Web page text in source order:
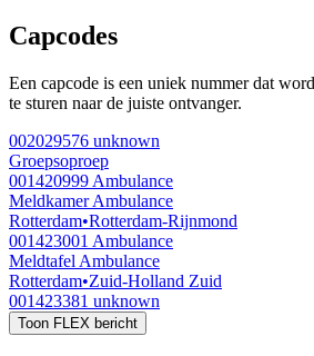
Capcodes
Een capcode is een uniek nummer dat
te sturen naar de juiste ontvanger.
002029576 unknown
Groepsoproep
001420999 Ambulance
Meldkamer Ambulance
Rotterdam•Rotterdam-Rijnmond
001423001 Ambulance
Meldtafel Ambulance
Rotterdam•Zuid-Holland Zuid
001423381 unknown
Toon FLEX bericht